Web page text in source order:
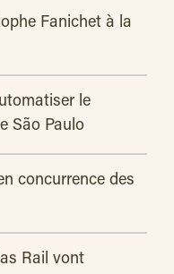
Fanichet à la
le
São Paulo
concurrence des
Rail vont